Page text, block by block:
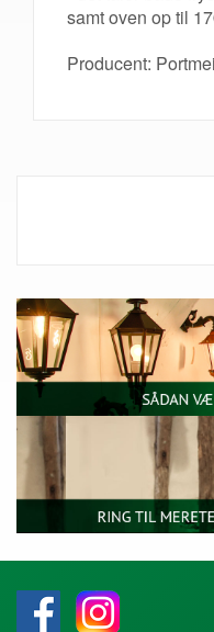
samt oven op til 17
Producent: